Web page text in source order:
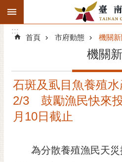
跳到主要內容區塊
搜
階
精彩府城
市府動態
:::
:::
首頁 市府動態 機關
機關
石斑及虱目魚養殖
2/3 鼓勵漁民快來
月10日截止
為分散養殖漁民天災